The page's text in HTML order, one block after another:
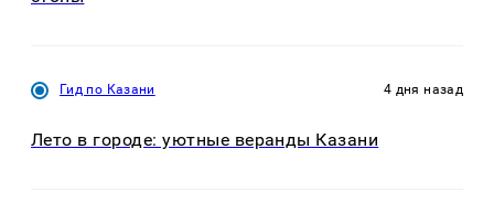
Гид по Казани 4 дня назад
Лето в городе: уютные веранды Казани